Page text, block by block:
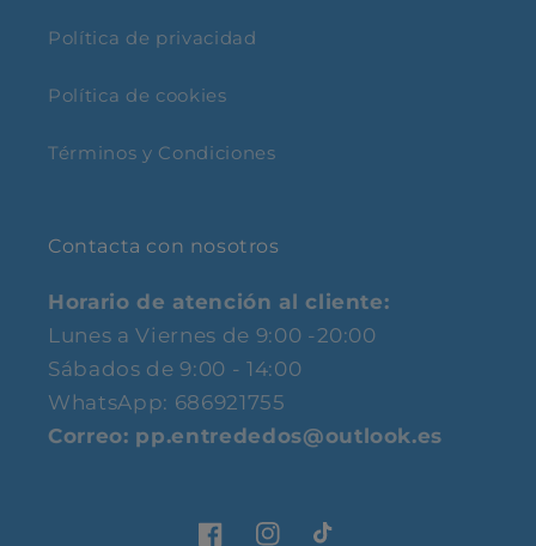
Política de privacidad
Política de cookies
Términos y Condiciones
Contacta con nosotros
Horario de atención al cliente:
Lunes a Viernes de 9:00 -20:00
Sábados de 9:00 - 14:00
WhatsApp: 686921755
Correo: pp.entrededos@outlook.es